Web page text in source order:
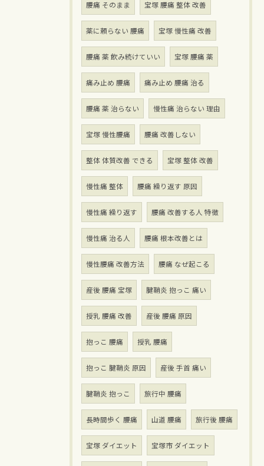
腰痛 そのまま 宝塚 腰痛 整体 改善
薬に頼らない 腰痛 宝塚 慢性痛 改善
腰痛 薬 飲み続けていい 宝塚 腰痛 薬
痛み止め 腰痛 痛み止め 腰痛 治る
腰痛 薬 治らない 慢性痛 治らない 理由
宝塚 慢性腰痛 腰痛 改善しない
整体 体質改善 できる 宝塚 整体 改善
慢性痛 整体 腰痛 繰り返す 原因
慢性痛 繰り返す 腰痛 改善する人 特徴
慢性痛 治る人 腰痛 根本改善とは
慢性腰痛 改善方法 腰痛 なぜ起こる
産後 腰痛 宝塚 腱鞘炎 抱っこ 痛い
授乳 腰痛 改善 産後 腰痛 原因
抱っこ 腰痛 授乳 腰痛
抱っこ 腱鞘炎 原因 産後 手首 痛い
腱鞘炎 抱っこ 旅行中 腰痛
長時間歩く 腰痛 山道 腰痛 旅行後 腰痛
宝塚 ダイエット 宝塚市 ダイエット